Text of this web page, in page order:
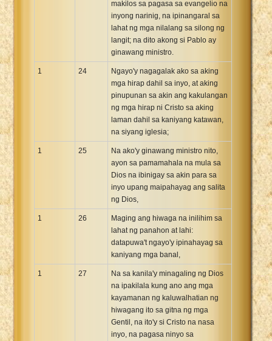
makilos sa pagasa sa evangelio na
inyong narinig, na ipinangaral sa
lahat ng mga nilalang sa silong ng
langit; na dito akong si Pablo ay
ginawang ministro.
1 24
Ngayo'y nagagalak ako sa aking
mga hirap dahil sa inyo, at aking
pinupunan sa akin ang kakulangan
ng mga hirap ni Cristo sa aking
laman dahil sa kaniyang katawan,
na siyang iglesia;
1 25
Na ako'y ginawang ministro nito,
ayon sa pamamahala na mula sa
Dios na ibinigay sa akin para sa
inyo upang maipahayag ang salita
ng Dios,
1 26
Maging ang hiwaga na inilihim sa
lahat ng panahon at lahi:
datapuwa't ngayo'y ipinahayag sa
kaniyang mga banal,
1 27
Na sa kanila'y minagaling ng Dios
na ipakilala kung ano ang mga
kayamanan ng kaluwalhatian ng
hiwagang ito sa gitna ng mga
Gentil, na ito'y si Cristo na nasa
inyo, na pagasa ninyo sa